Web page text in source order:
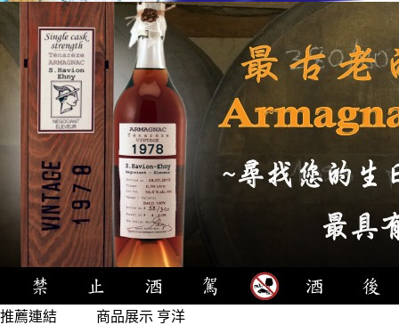
推薦連結 商品展示 亨洋